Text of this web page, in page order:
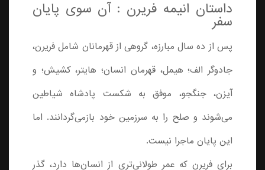
داستان انیمه فریرن : آن سوی پایان
سفر
پس از ده سال مبارزه، گروهی از قهرمانان شامل فریرن،
جادوگر الف؛ هیمل، قهرمان انسان؛ هایتر، کشیش؛ و
آیزن، جنگجو، موفق به شکست پادشاه شیاطین
می‌شوند و صلح را به سرزمین خود بازمی‌گردانند. اما
این پایان ماجرا نیست.
برای فریرن که عمر طولانی‌تری از انسان‌ها دارد، گذر